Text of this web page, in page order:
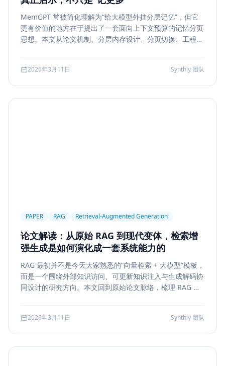
MemGPT 常被简化理解为“给大模型外挂分层记忆”，但它
更有价值的地方在于提出了一套面向上下文预算的记忆分页
思想。本文从论文机制、分层内存设计、分页切换、工程可
2026年3月11日 Synthly 团队
PAPER RAG Retrieval-Augmented Generation
论文解读：从原始 RAG 到现代变体，检索增
强生成是如何演化成一套系统能力的
RAG 最初并不是今天大家熟悉的“向量检索 + 大模型”模板，
而是一个围绕外部知识访问、可更新知识注入与生成解码协
同设计的研究方向。本文回到原始论文脉络，梳理 RAG 如
retrieval 等现代变体，并总结其中真正持续成立的工程原
则。
2026年3月11日 Synthly 团队